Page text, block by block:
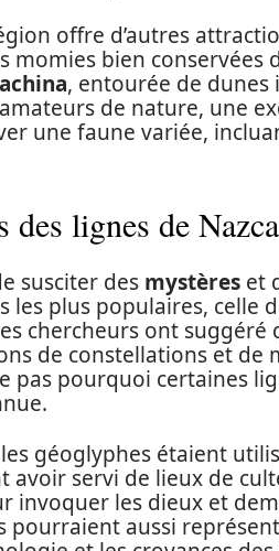
offre d’autres
momies bien conservées
, entourée de dunes
de nature, une
une faune variée,
des lignes de Nazca
susciter des mystères et
plus populaires, celle
chercheurs ont suggéré
de constellations et de
pas pourquoi certaines
géoglyphes étaient
avoir servi de lieux de
invoquer les dieux et
pourraient aussi